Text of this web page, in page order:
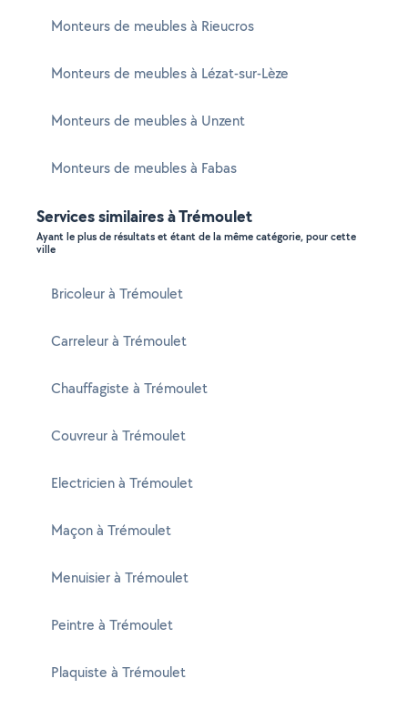
Monteurs de meubles à Rieucros
Monteurs de meubles à Lézat-sur-Lèze
Monteurs de meubles à Unzent
Monteurs de meubles à Fabas
Services similaires à Trémoulet
Ayant le plus de résultats et étant de la même catégorie, pour cette
ville
Bricoleur à Trémoulet
Carreleur à Trémoulet
Chauffagiste à Trémoulet
Couvreur à Trémoulet
Electricien à Trémoulet
Maçon à Trémoulet
Menuisier à Trémoulet
Peintre à Trémoulet
Plaquiste à Trémoulet